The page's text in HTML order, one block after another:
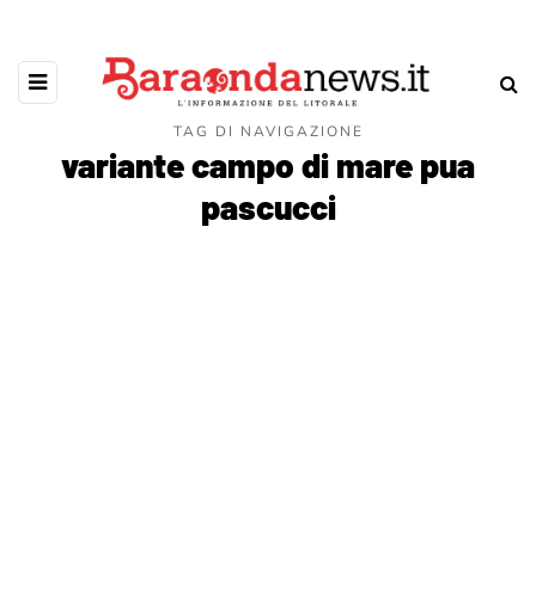
TAG DI NAVIGAZIONE
variante campo di mare pua
pascucci